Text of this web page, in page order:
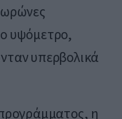
υψόμετρο,
υπερβολικά
η